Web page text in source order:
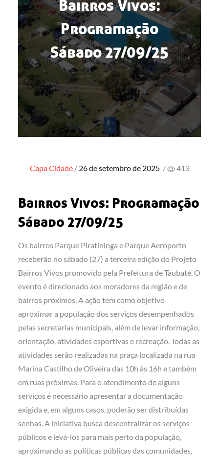
Bairros Vivos:
Programação
Sábado 27/09/25
CapaCidade Posted
26 de setembro de 2025 / 413
Bairros Vivos: Programação
Sábado 27/09/25
Os bairros Parque Piratininga e Parque Aeroporto
receberão no sábado (27) a terceira edição do Projeto
Bairros Vivos promovido pela Prefeitura de Taubaté. O
evento é direcionado aos moradores da região e de
bairros próximos. A ação tem como objetivo
aproximar a população dos serviços desempenhados
pelas secretarias municipais, além de levar informação,
orientação, atividades esportivas e recreação. Todas as
atividades serão realizadas na praça localizada na rua
Marina Castilho de Oliveira das 10h às 16h e também
em ruas próximas. Para o atendimento de alguns
serviços é necessário apresentar a documentação
exigida e, em alguns casos, poderão ser distribuídas
senhas. A iniciativa busca descentralizar os serviços
públicos e levá-los para mais perto da população,
aproximando as políticas públicas das comunidades,